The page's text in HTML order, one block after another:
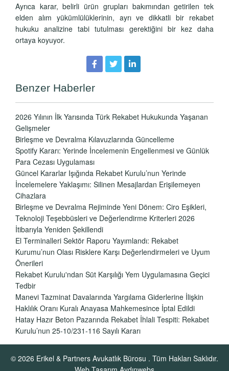
Ayrıca karar, belirli ürün grupları bakımından getirilen tek
elden alım yükümlülüklerinin, ayrı ve dikkatli bir rekabet
hukuku analizine tabi tutulması gerektiğini bir kez daha
ortaya koyuyor.
Benzer Haberler
2026 Yılının İlk Yarısında Türk Rekabet Hukukunda Yaşanan
Gelişmeler
Birleşme ve Devralma Kılavuzlarında Güncelleme
Spotify Kararı: Yerinde İncelemenin Engellenmesi ve Günlük
Para Cezası Uygulaması
Güncel Kararlar Işığında Rekabet Kurulu’nun Yerinde
İncelemelere Yaklaşımı: Silinen Mesajlardan Erişilemeyen
Cihazlara
Birleşme ve Devralma Rejiminde Yeni Dönem: Ciro Eşikleri,
Teknoloji Teşebbüsleri ve Değerlendirme Kriterleri 2026
İtibarıyla Yeniden Şekillendi
El Terminalleri Sektör Raporu Yayımlandı: Rekabet
Kurumu’nun Olası Risklere Karşı Değerlendirmeleri ve Uyum
Önerileri
Rekabet Kurulu'ndan Süt Karşılığı Yem Uygulamasına Geçici
Tedbir
Manevi Tazminat Davalarında Yargılama Giderlerine İlişkin
Haklılık Oranı Kuralı Anayasa Mahkemesince İptal Edildi
Hatay Hazır Beton Pazarında Rekabet İhlali Tespiti: Rekabet
Kurulu’nun 25-10/231-116 Sayılı Kararı
© 2026 Erikel & Partners Avukatlık Bürosu . Tüm Hakları Saklıdır.